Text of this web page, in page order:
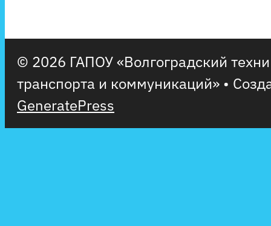
© 2026 ГАПОУ «Волгоградский
транспорта и коммуникаций» •
GeneratePress